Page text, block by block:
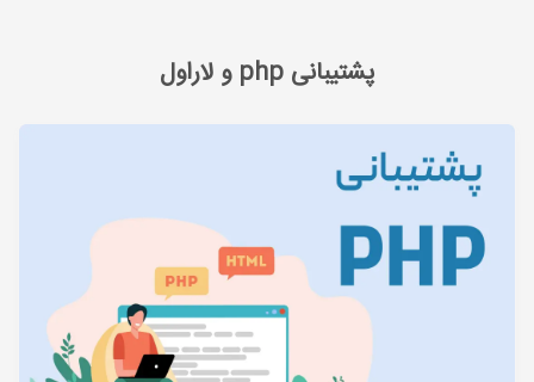
پشتیبانی php و لاراول